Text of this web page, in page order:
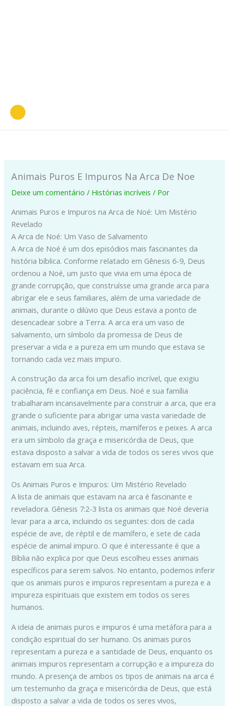
Animais Puros E Impuros Na Arca De Noe
Deixe um comentário / Histórias incríveis / Por
Animais Puros e Impuros na Arca de Noé: Um Mistério
Revelado
A Arca de Noé: Um Vaso de Salvamento
A Arca de Noé é um dos episódios mais fascinantes da
história bíblica. Conforme relatado em Gênesis 6-9, Deus
ordenou a Noé, um justo que vivia em uma época de
grande corrupção, que construísse uma grande arca para
abrigar ele e seus familiares, além de uma variedade de
animais, durante o dilúvio que Deus estava a ponto de
desencadear sobre a Terra. A arca era um vaso de
salvamento, um símbolo da promessa de Deus de
preservar a vida e a pureza em um mundo que estava se
tornando cada vez mais impuro.
A construção da arca foi um desafio incrível, que exigiu
paciência, fé e confiança em Deus. Noé e sua família
trabalharam incansavelmente para construir a arca, que era
grande o suficiente para abrigar uma vasta variedade de
animais, incluindo aves, répteis, mamíferos e peixes. A arca
era um símbolo da graça e misericórdia de Deus, que
estava disposto a salvar a vida de todos os seres vivos que
estavam em sua Arca.
Os Animais Puros e Impuros: Um Mistério Revelado
A lista de animais que estavam na arca é fascinante e
reveladora. Gênesis 7:2-3 lista os animais que Noé deveria
levar para a arca, incluindo os seguintes: dois de cada
espécie de ave, de réptil e de mamífero, e sete de cada
espécie de animal impuro. O que é interessante é que a
Bíblia não explica por que Deus escolheu esses animais
específicos para serem salvos. No entanto, podemos inferir
que os animais puros e impuros representam a pureza e a
impureza espirituais que existem em todos os seres
humanos.
A ideia de animais puros e impuros é uma metáfora para a
condição espiritual do ser humano. Os animais puros
representam a pureza e a santidade de Deus, enquanto os
animais impuros representam a corrupção e a impureza do
mundo. A presença de ambos os tipos de animais na arca é
um testemunho da graça e misericórdia de Deus, que está
disposto a salvar a vida de todos os seres vivos,